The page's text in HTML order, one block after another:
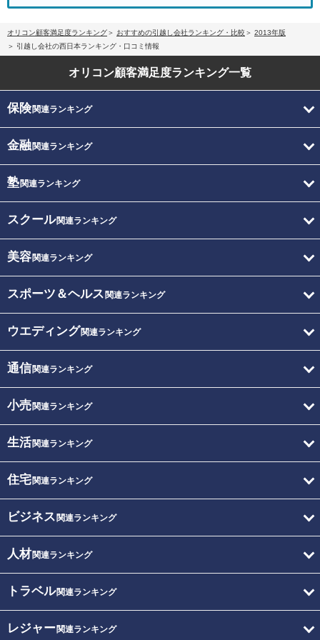
オリコン顧客満足度ランキング おすすめの引越し会社ランキング・比較
2013年版
引越し会社の西日本ランキング・口コミ情報
オリコン顧客満足度ランキング一覧
保険関連ランキング
金融関連ランキング
塾関連ランキング
スクール関連ランキング
美容関連ランキング
スポーツ＆ヘルス 関連ランキング
ウエディング関連ランキング
通信関連ランキング
小売関連ランキング
生活関連ランキング
住宅関連ランキング
ビジネス 関連ランキング
人材関連ランキング
トラベル関連ランキング
レジャー関連ランキング